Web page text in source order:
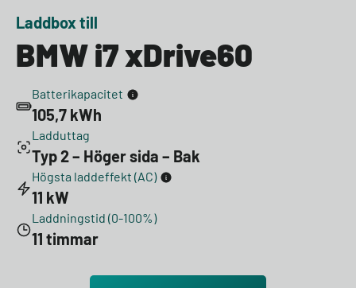
Laddbox till
BMW i7 xDrive60
Batterikapacitet
105,7 kWh
Ladduttag
Typ 2 – Höger sida – Bak
Högsta laddeffekt (AC)
11 kW
Laddningstid (0-100%)
11 timmar